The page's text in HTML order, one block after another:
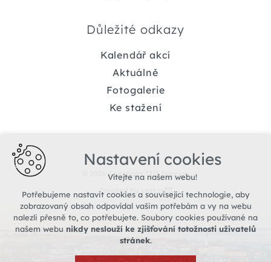
Důležité odkazy
Kalendář akcí
Aktuálně
Fotogalerie
Ke stažení
© 2026 Copyright TIC Jemnice
Created by xart.cz
Nastavení cookies
Vítejte na našem webu!
Potřebujeme nastavit cookies a související technologie, aby
zobrazovaný obsah odpovídal vašim potřebám a vy na webu
nalezli přesně to, co potřebujete. Soubory cookies používané na
našem webu nikdy neslouží ke zjišťování totožnosti uživatelů
stránek.